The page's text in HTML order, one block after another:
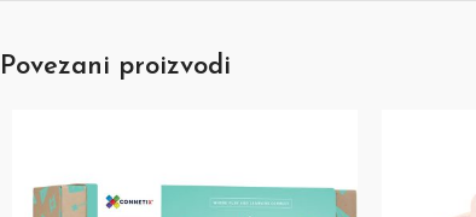
Povezani proizvodi